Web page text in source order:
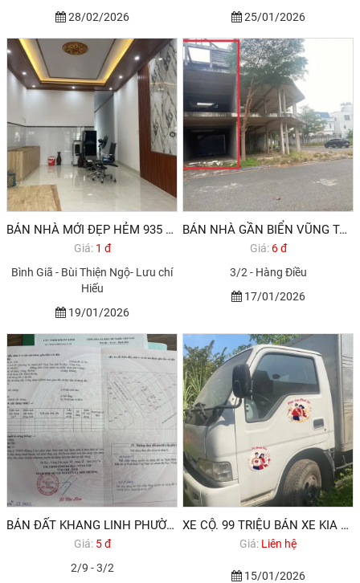
28/02/2026
25/01/2026
BÁN NHÀ MỚI ĐẸP HẺM 935 BÌNH GIÃ PHƯỜNG 10 VŨNG TÀU 1,890 TỶ
Giá: 1 đ
Bình Giã - Bùi Thiện Ngộ- Lưu chí
Hiếu
19/01/2026
BÁN NHÀ GẦN BIỂN VŨNG TÀU HODECO PHƯỜNG 11
Giá: 6 đ
3/2 - Hàng Điều
17/01/2026
BÁN ĐẤT KHANG LINH PHƯỜNG VT ĐÃ CÓ SỔ ĐỎ
Giá: 5 đ
2/9 - 3/2
XE CỘ. 99 TRIỆU BÁN XE KIA TẢI 1,1 TẤN
Giá: Liên hệ
15/01/2026